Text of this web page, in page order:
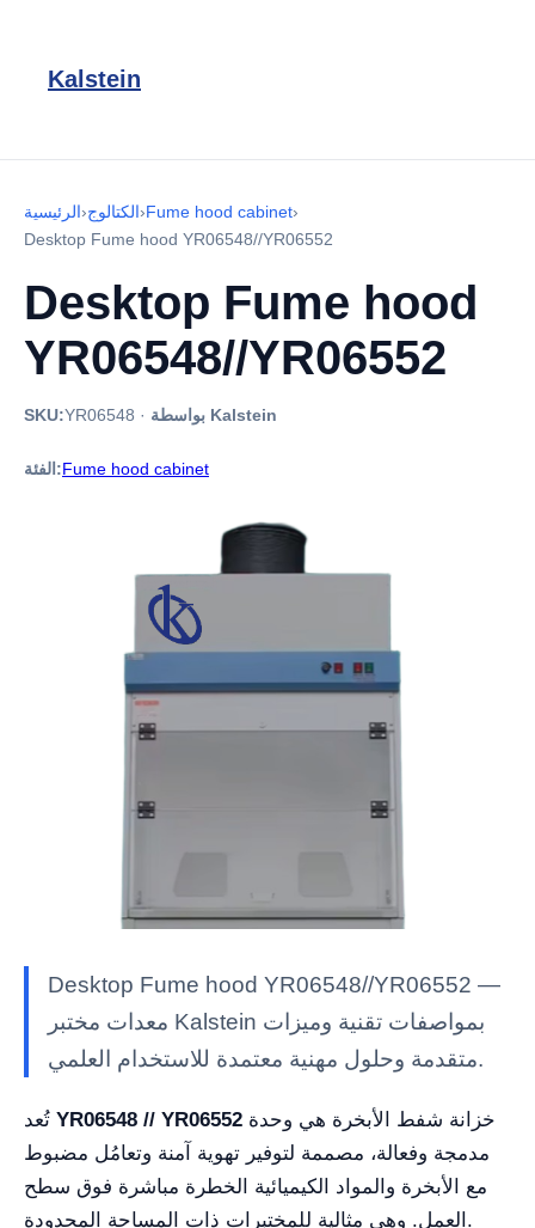
Kalstein
الرئيسية›الكتالوج›Fume hood cabinet›
Desktop Fume hood YR06548//YR06552
Desktop Fume hood
YR06548//YR06552
SKU:YR06548 · بواسطة Kalstein
الفئة:Fume hood cabinet
Desktop Fume hood YR06548//YR06552 —
معدات مختبر Kalstein بمواصفات تقنية وميزات
متقدمة وحلول مهنية معتمدة للاستخدام العلمي.
YR06548 // YR06552
مدمجة وفعالة، مصممة لتوفير تهوية آمنة وتعامُل مضبوط
مع الأبخرة والمواد الكيميائية الخطرة مباشرة فوق سطح
العمل. وهي مثالية للمختبرات ذات المساحة المحدودة.